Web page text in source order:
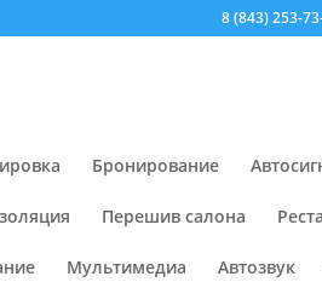
8 (843) 253-
Бронирование
Перешив салона
Мультимедиа Автозвук